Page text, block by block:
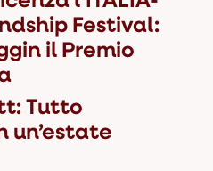
Festival:
il Premio
Tutto
un’estate